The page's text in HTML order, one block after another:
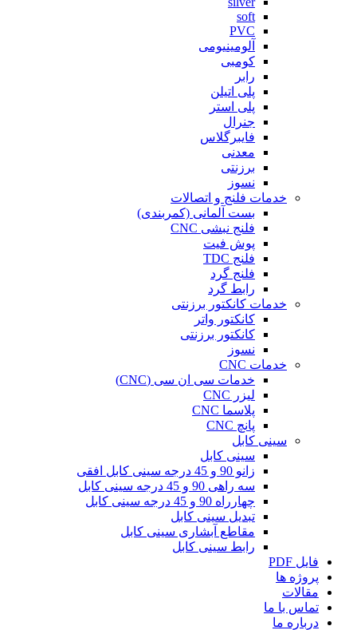
soft
PVC
آلومینیومی
کومبی
رابر
پلی اتیلن
پلی استر
جنرال
فایبرگلاس
معدنی
برزنتی
نسوز
خدمات فلنج و اتصالات
بست آلمانی (کمربندی)
فلنج نبشی CNC
پوش فیت
فلنج TDC
فلنج گرد
رابط گرد
خدمات کانکتور برزنتی
کانکتور واتر
کانکتور برزنتی
نسوز
خدمات CNC
خدمات سی ان سی (CNC)
لیزر CNC
پلاسما CNC
پانچ CNC
سینی کابل
سینی کابل
زانو 90 و 45 درجه سینی کابل افقی
سه راهی 90 و 45 درجه سینی کابل
چهارراه 90 و 45 درجه سینی کابل
تبدیل سینی کابل
مقاطع آبشاری سینی کابل
رابط سینی کابل
فایل PDF
پروژه ها
مقالات
تماس با ما
درباره ما